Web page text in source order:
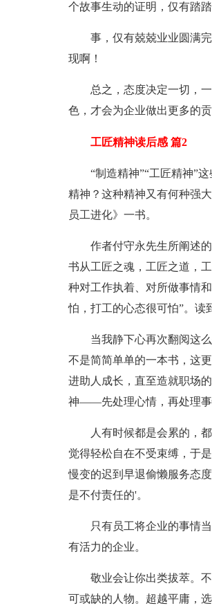
个故事生动的证明，仅有踏
事，仅有兢兢业业圆满
现啊！
总之，态度决定一切，
色，才会为企业做出更多的贡
工匠精神读后感 篇2
“制造精神”“工匠精神”
精神？这种精神又有何种强
员工进化》一书。
作者付守永先生所阐述
书从工匠之魂，工匠之道，
种对工作执着、对所做事情
怕，打工的心态很可怕”。读
当我静下心再次翻阅这
不是简简单单的一本书，这
进助人成长，直至造就职场
神――先处理心情，再处理事
人有时候都是会累的，
觉得轻松自在不受束缚，于
慢变的迟到早退偷懒服务态
是不付责任的'。
只有员工将企业的事情
有活力的企业。
敬业会让你出类拔萃。
可或缺的人物。超越平庸，